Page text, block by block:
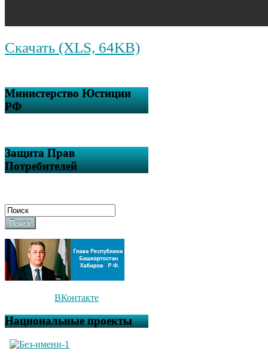
Скачать (XLS, 64KB)
Министерство Юстиции
РФ
Защита Прав
Потребителей
Поиск
ВКонтакте
Национальные проекты